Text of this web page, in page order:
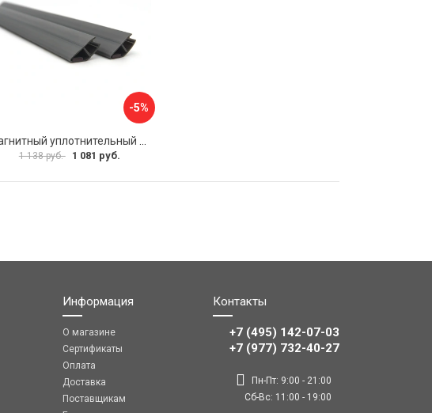
-5%
1 138 руб. 1 081 руб.
Информация
О магазине
Сертификаты
Оплата
Доставка
Поставщикам
Контакты
+7 (495) 142-07-03
‎‎+7 (977) 732-40-27
Пн-Пт: 9:00 - 21:00
Сб-Вс: 11:00 - 19:00